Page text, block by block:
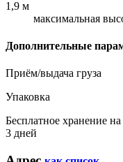
1,9 м
максимальная
Дополнительные
Приём/выдача груза
Упаковка
Бесплатное хранение
3 дней